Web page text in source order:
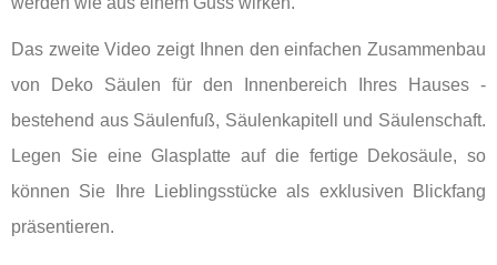
Das zweite Video zeigt Ihnen den einfachen Zusammenbau
von Deko Säulen für den Innenbereich Ihres Hauses -
bestehend aus Säulenfuß, Säulenkapitell und Säulenschaft.
Legen Sie eine Glasplatte auf die fertige Dekosäule, so
können Sie Ihre Lieblingsstücke als exklusiven Blickfang
präsentieren.